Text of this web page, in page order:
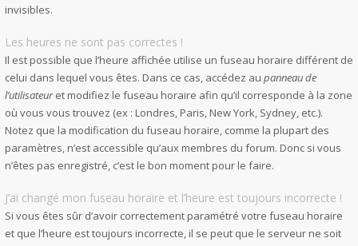
invisibles.
Les heures ne sont pas correctes !
Il est possible que l’heure affichée utilise un fuseau horaire différent de
celui dans lequel vous êtes. Dans ce cas, accédez au panneau de
l’utilisateuret modifiez le fuseau horaire afin qu’il corresponde à la zone
où vous vous trouvez (ex : Londres, Paris, New York, Sydney, etc.).
Notez que la modification du fuseau horaire, comme la plupart des
paramètres, n’est accessible qu’aux membres du forum. Donc si vous
n’êtes pas enregistré, c’est le bon moment pour le faire.
J’ai changé mon fuseau horaire et l’heure est toujours incorrecte !
Si vous êtes sûr d’avoir correctement paramétré votre fuseau horaire
et que l’heure est toujours incorrecte, il se peut que le serveur ne soit